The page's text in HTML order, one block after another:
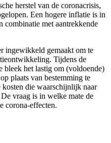
herstel van de coronacrisis,
Een hogere inflatie is in
combinatie met aantrekkende
ingewikkeld gemaakt om te
Tijdens de
bleek het lastig om (voldoende)
plaats van bestemming te
die waarschijnlijk naar
vraag is in welke mate de
corona-effecten.